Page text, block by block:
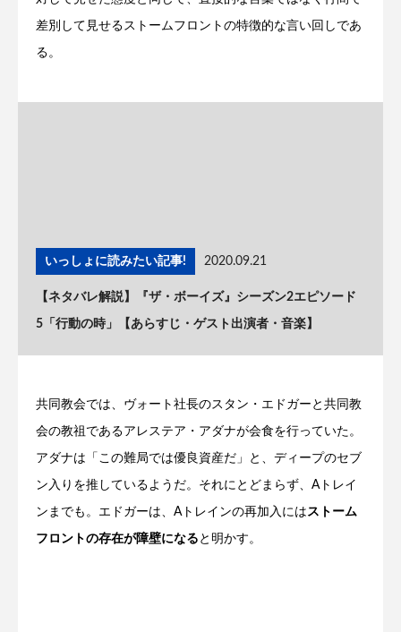
差別して見せるストームフロントの特徴的な言い回しであ
る。
いっしょに読みたい記事! 2020.09.21
【ネタバレ解説】『ザ・ボーイズ』シーズン2エピソード
5「行動の時」【あらすじ・ゲスト出演者・音楽】
共同教会では、ヴォート社長のスタン・エドガーと共同教
会の教祖であるアレステア・アダナが会食を行っていた。
アダナは「この難局では優良資産だ」と、ディープのセブ
ン入りを推しているようだ。それにとどまらず、Aトレイ
ンまでも。エドガーは、Aトレインの再加入にはストーム
フロントの存在が障壁になる と明かす。